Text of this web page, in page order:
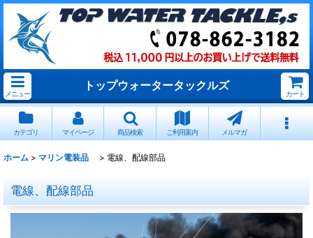
メニュー
トップウォータータックルズ
カート
カテゴリ マイページ 商品検索 ご利用案内 メルマガ
ホーム > マリン電装品 > 電線、配線部品
電線、配線部品